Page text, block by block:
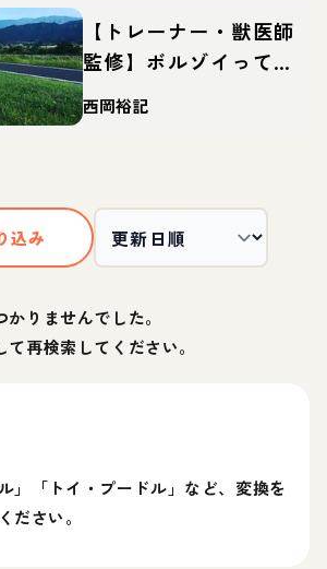
【トレーナー・獣医師
監修】ボルゾイってど
んな犬？性格・特徴・
育て方・迎え方
西岡裕記
込み
りませんでした。
再検索してください。
」「トイ・プードル」など、変換を
ださい。